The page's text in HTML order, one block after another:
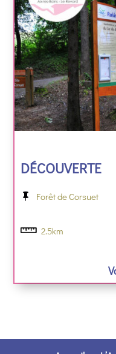
DÉCOUVERTE
Forêt de Corsuet
2.5km